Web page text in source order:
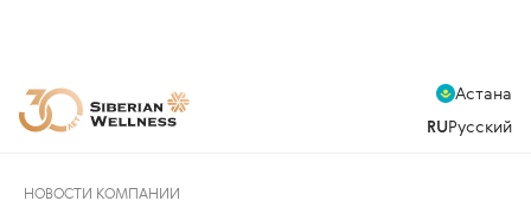
Астана
RUРусский
НОВОСТИ КОМПАНИИ